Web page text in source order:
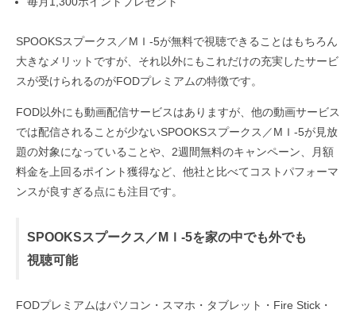
SPOOKSスプークス／MＩ-5が無料で視聴できることはもちろん
大きなメリットですが、それ以外にもこれだけの充実したサービ
スが受けられるのがFODプレミアムの特徴です。
FOD以外にも動画配信サービスはありますが、他の動画サービス
では配信されることが少ないSPOOKSスプークス／MＩ-5が見放
題の対象になっていることや、2週間無料のキャンペーン、月額
料金を上回るポイント獲得など、他社と比べてコストパフォーマ
ンスが良すぎる点にも注目です。
SPOOKSスプークス／MＩ-5を家の中でも外でも
視聴可能
FODプレミアムはパソコン・スマホ・タブレット・Fire Stick・